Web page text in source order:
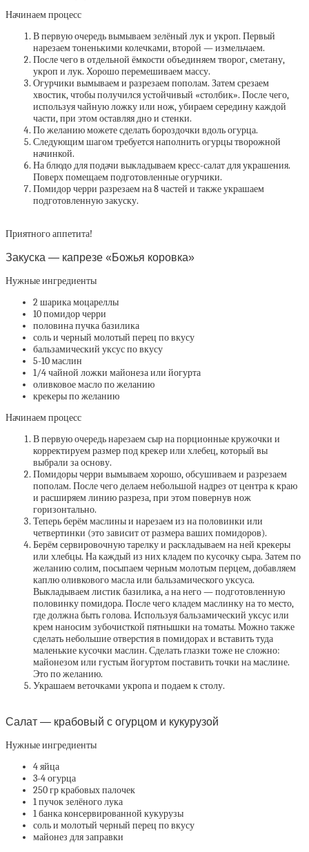
Начинаем процесс
В первую очередь вымываем зелёный лук и укроп. Первый
нарезаем тоненькими колечками, второй — измельчаем.
После чего в отдельной ёмкости объединяем творог, сметану,
укроп и лук. Хорошо перемешиваем массу.
Огурчики вымываем и разрезаем пополам. Затем срезаем
хвостик, чтобы получился устойчивый «столбик». После чего,
используя чайную ложку или нож, убираем середину каждой
части, при этом оставляя дно и стенки.
По желанию можете сделать бороздочки вдоль огурца.
Следующим шагом требуется наполнить огурцы творожной
начинкой.
На блюдо для подачи выкладываем кресс-салат для украшения.
Поверх помещаем подготовленные огурчики.
Помидор черри разрезаем на 8 частей и также украшаем
подготовленную закуску.
Приятного аппетита!
Закуска — капрезе «Божья коровка»
Нужные ингредиенты
2 шарика моцареллы
10 помидор черри
половина пучка базилика
соль и черный молотый перец по вкусу
бальзамический уксус по вкусу
5-10 маслин
1/4 чайной ложки майонеза или йогурта
оливковое масло по желанию
крекеры по желанию
Начинаем процесс
В первую очередь нарезаем сыр на порционные кружочки и
корректируем размер под крекер или хлебец, который вы
выбрали за основу.
Помидоры черри вымываем хорошо, обсушиваем и разрезаем
пополам. После чего делаем небольшой надрез от центра к краю
и расширяем линию разреза, при этом повернув нож
горизонтально.
Теперь берём маслины и нарезаем из на половинки или
четвертинки (это зависит от размера ваших помидоров).
Берём сервировочную тарелку и раскладываем на ней крекеры
или хлебцы. На каждый из них кладем по кусочку сыра. Затем по
желанию солим, посыпаем черным молотым перцем, добавляем
каплю оливкового масла или бальзамического уксуса.
Выкладываем листик базилика, а на него — подготовленную
половинку помидора. После чего кладем маслинку на то место,
где должна быть голова. Используя бальзамический уксус или
крем наносим зубочисткой пятнышки на томаты. Можно также
сделать небольшие отверстия в помидорах и вставить туда
маленькие кусочки маслин. Сделать глазки тоже не сложно:
майонезом или густым йогуртом поставить точки на маслине.
Это по желанию.
Украшаем веточками укропа и подаем к столу.
Салат — крабовый с огурцом и кукурузой
Нужные ингредиенты
4 яйца
3-4 огурца
250 гр крабовых палочек
1 пучок зелёного лука
1 банка консервированной кукурузы
соль и молотый черный перец по вкусу
майонез для заправки